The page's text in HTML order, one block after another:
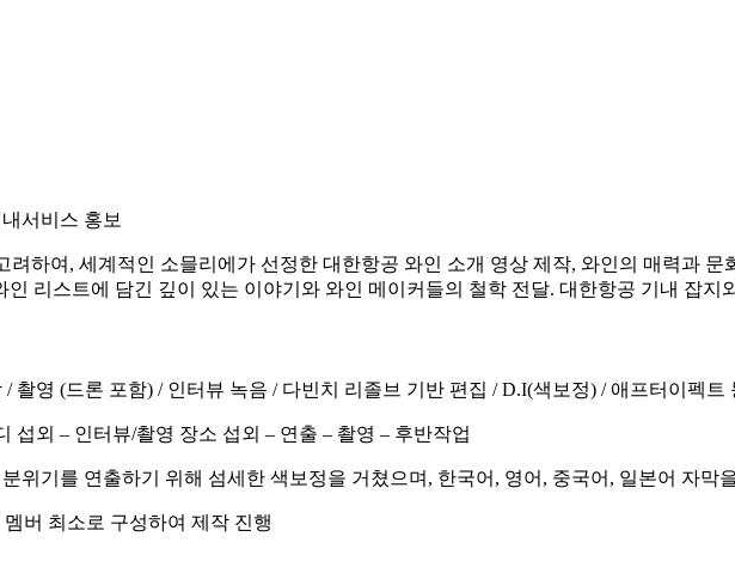
서비스 홍보
려하여, 세계적인 소믈리에가 선정한 대한항공 와인 소개 영상 제작, 와인의 매력과
리스트에 담긴 깊이 있는 이야기와 와인 메이커들의 철학 전달. 대한항공 기내 잡지
촬영 (드론 포함) / 인터뷰 녹음 / 다빈치 리졸브 기반 편집 / D.I(색보정) / 애프터이펙트
섭외 – 인터뷰/촬영 장소 섭외 – 연출 – 촬영 – 후반작업
위기를 연출하기 위해 섬세한 색보정을 거쳤으며, 한국어, 영어, 중국어, 일본어 자막
버 최소로 구성하여 제작 진행